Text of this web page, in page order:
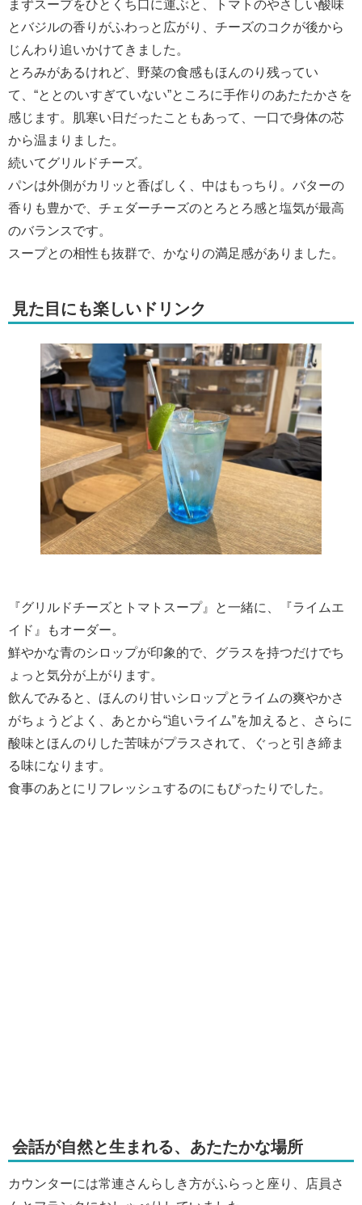
まずスープをひとくち口に運ぶと、トマトのやさしい酸味
とバジルの香りがふわっと広がり、チーズのコクが後から
じんわり追いかけてきました。
とろみがあるけれど、野菜の食感もほんのり残ってい
て、“ととのいすぎていない”ところに手作りのあたたかさを
感じます。肌寒い日だったこともあって、一口で身体の芯
から温まりました。
続いてグリルドチーズ。
パンは外側がカリッと香ばしく、中はもっちり。バターの
香りも豊かで、チェダーチーズのとろとろ感と塩気が最高
のバランスです。
スープとの相性も抜群で、かなりの満足感がありました。
見た目にも楽しいドリンク
『グリルドチーズとトマトスープ』と一緒に、『ライムエ
イド』もオーダー。
鮮やかな青のシロップが印象的で、グラスを持つだけでち
ょっと気分が上がります。
飲んでみると、ほんのり甘いシロップとライムの爽やかさ
がちょうどよく、あとから“追いライム”を加えると、さらに
酸味とほんのりした苦味がプラスされて、ぐっと引き締ま
る味になります。
食事のあとにリフレッシュするのにもぴったりでした。
会話が自然と生まれる、あたたかな場所
カウンターには常連さんらしき方がふらっと座り、店員さ